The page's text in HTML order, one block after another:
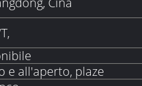
e all'aperto, plaze